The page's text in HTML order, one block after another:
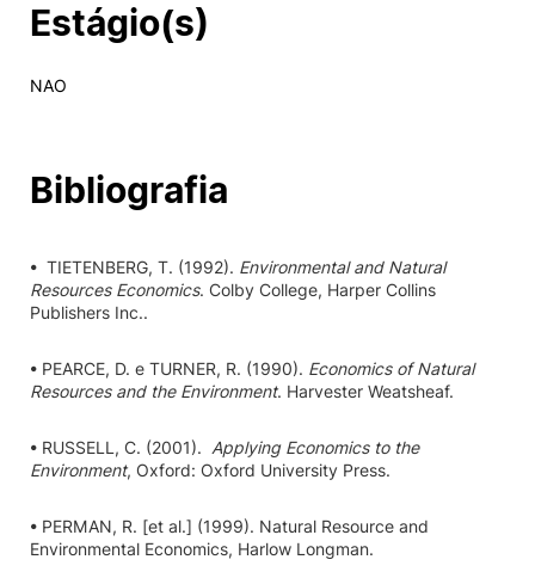
Estágio(s)
NAO
Bibliografia
• TIETENBERG, T. (1992). Environmental and Natural
Resources Economics. Colby College, Harper Collins
Publishers Inc..
• PEARCE, D. e TURNER, R. (1990). Economics of Natural
Resources and the Environment. Harvester Weatsheaf.
• RUSSELL, C. (2001). Applying Economics to the
Environment, Oxford: Oxford University Press.
• PERMAN, R. [et al.] (1999). Natural Resource and
Environmental Economics, Harlow Longman.